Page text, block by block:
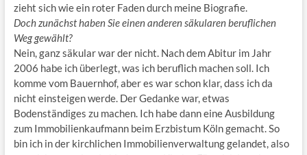
zieht sich wie ein roter Faden durch meine Biografie.
Doch zunächst haben Sie einen anderen säkularen beruflichen
Weg gewählt?
Nein, ganz säkular war der nicht. Nach dem Abitur im Jahr
2006 habe ich überlegt, was ich beruflich machen soll. Ich
komme vom Bauernhof, aber es war schon klar, dass ich da
nicht einsteigen werde. Der Gedanke war, etwas
Bodenständiges zu machen. Ich habe dann eine Ausbildung
zum Immobilienkaufmann beim Erzbistum Köln gemacht. So
bin ich in der kirchlichen Immobilienverwaltung gelandet, also